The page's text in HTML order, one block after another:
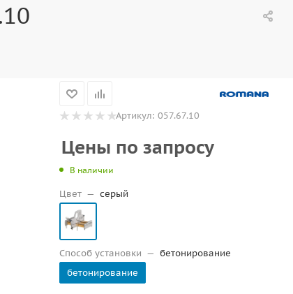
Артикул: 057.67.10
Цены по запросу
В наличии
Цвет — серый
Способ установки — бетонирование
бетонирование